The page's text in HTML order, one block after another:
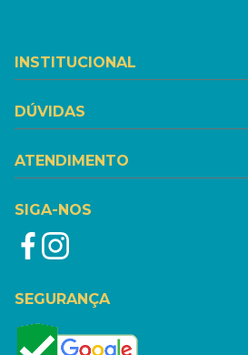
INSTITUCIONAL
DÚVIDAS
ATENDIMENTO
SIGA-NOS
SEGURANÇA